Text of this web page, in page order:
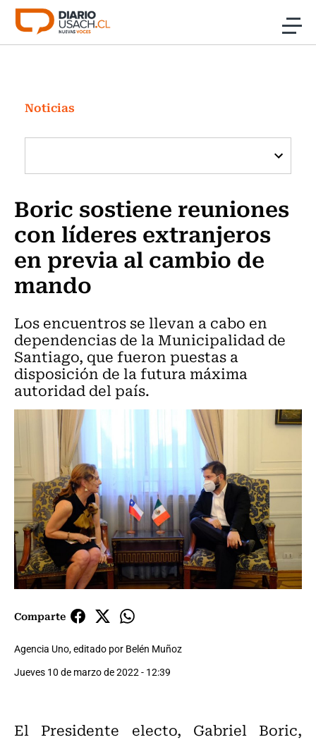
Click acá para ir directamente al contenido
Investigación
Cultura
Programas Radio y TV Usach
Noticias
Boric sostiene reuniones
con líderes extranjeros
en previa al cambio de
mando
Los encuentros se llevan a cabo en
dependencias de la Municipalidad de
Santiago, que fueron puestas a
disposición de la futura máxima
autoridad del país.
Comparte
Agencia Uno, editado por Belén Muñoz
Jueves 10 de marzo de 2022 - 12:39
El Presidente electo, Gabriel Boric,